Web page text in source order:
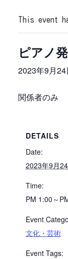
This event
ピアノ
2023年9月
関係者のみ
DETAILS
Date:
2023年9月
Time:
PM 1:00～
Event
文化・芸術
Event Tags: